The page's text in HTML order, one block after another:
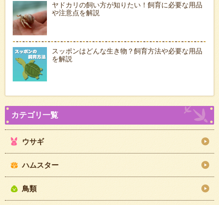
ヤドカリの飼い方が知りたい！飼育に必要な用品
や注意点を解説
スッポンはどんな生き物？飼育方法や必要な用品
を解説
ウサギ
ハムスター
鳥類